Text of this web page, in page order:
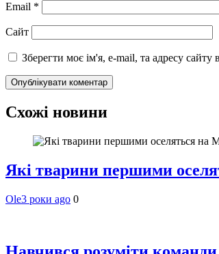
Email *
Сайт
Зберегти моє ім'я, e-mail, та адресу
Схожі новини
Які тварини першими
Ole3 роки ago 0